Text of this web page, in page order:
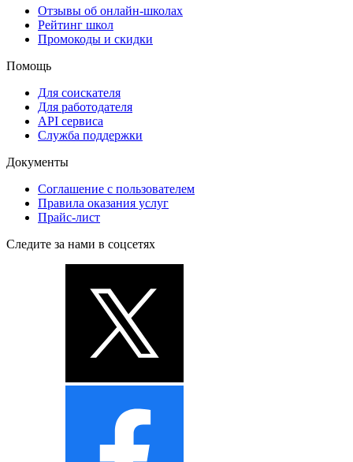
Отзывы об онлайн-школах
Рейтинг школ
Промокоды и скидки
Помощь
Для соискателя
Для работодателя
API сервиса
Служба поддержки
Документы
Соглашение с пользователем
Правила оказания услуг
Прайс-лист
Следите за нами в соцсетях